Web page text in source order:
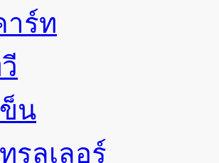
าร์ท
ข็น
รลเลอร์